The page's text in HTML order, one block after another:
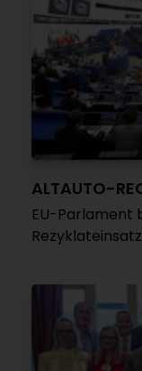
ALTAUTO-
EU-Parlament